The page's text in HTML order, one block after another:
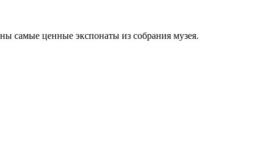
самые ценные экспонаты из собрания музея.